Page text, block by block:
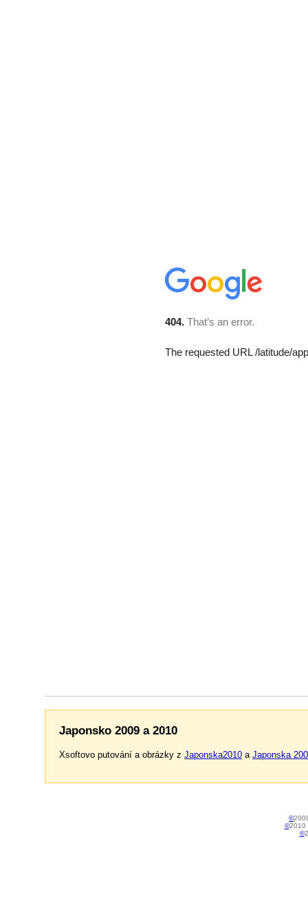
Japonsko 2009 a 2010
Xsoftovo putování a obrázky z Japonska2010 a Japonska
©
©2010
©